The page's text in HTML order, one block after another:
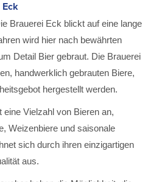
Brauerei Eck blickt auf eine lange
wird hier nach bewährten
Detail Bier gebraut. Die Brauerei
handwerklich gebrauten Biere,
hergestellt werden.
eine Vielzahl von Bieren an,
Weizenbiere und saisonale
sich durch ihren einzigartigen
aus.